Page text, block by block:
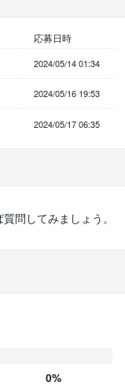
応募日時
2024/05/14 01:34
2024/05/16 19:53
2024/05/17 06:35
問してみましょう。
0%